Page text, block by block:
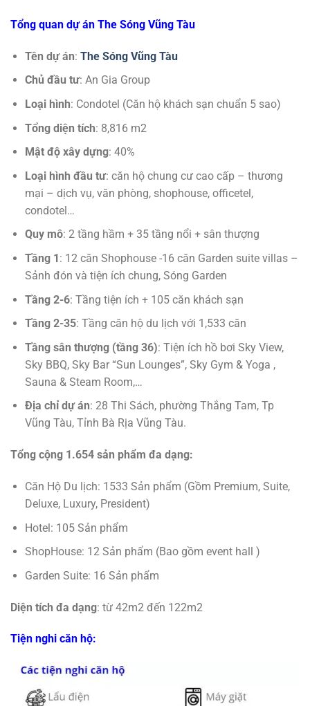
Tổng quan dự án The Sóng Vũng Tàu
Tên dự án: The Sóng Vũng Tàu
Chủ đầu tư: An Gia Group
Loại hình: Condotel (Căn hộ khách sạn chuẩn 5 sao)
Tổng diện tích: 8,816 m2
Mật độ xây dựng: 40%
Loại hình đầu tư: căn hộ chung cư cao cấp – thương
mại – dịch vụ, văn phòng, shophouse, officetel,
condotel…
Quy mô: 2 tầng hầm + 35 tầng nổi + sân thượng
Tầng 1: 12 căn Shophouse -16 căn Garden suite villas –
Sảnh đón và tiện ích chung, Sóng Garden
Tầng 2-6: Tầng tiện ích + 105 căn khách sạn
Tầng 2-35: Tầng căn hộ du lịch với 1,533 căn
Tầng sân thượng (tầng 36): Tiện ích hồ bơi Sky View,
Sky BBQ, Sky Bar “Sun Lounges”, Sky Gym & Yoga ,
Sauna & Steam Room,…
Địa chỉ dự án: 28 Thi Sách, phường Thắng Tam, Tp
Vũng Tàu, Tỉnh Bà Rịa Vũng Tàu.
Tổng cộng 1.654 sản phẩm đa dạng:
Căn Hộ Du lịch: 1533 Sản phẩm (Gồm Premium, Suite,
Deluxe, Luxury, President)
Hotel: 105 Sản phẩm
ShopHouse: 12 Sản phẩm (Bao gồm event hall )
Garden Suite: 16 Sản phẩm
Diện tích đa dạng: từ 42m2 đến 122m2
Tiện nghi căn hộ: